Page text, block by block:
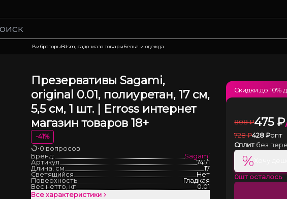
ВибраторыBdsm, садо-мазо товарыБелье и одежда
Презервативы Sagami,
original 0.01, полиуретан, 17 см,
5,5 см, 1 шт. | Erross интернет
магазин товаров 18+
-41%
Загрузка
•0 вопросов
Бренд:
Sagami
Артикул
741/1
Длина, см
17
Светящийся
Нет
Поверхность
Гладкая
Вес нетто, кг
0.01
Все характеристики
808 ₽475₽
728 ₽428 ₽опт
Сплит без
%
0шт осталось
Скидки до10%